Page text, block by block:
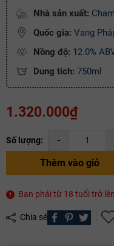
Nhà sản xuất:
Quốc gia: Vang
Nồng độ: 12.0%
Dung tích: 750ml
1.320.000₫
Số lượng: -
Thêm vào giỏ
Bạn phải từ 18 tuổi trở
Chia sẻ